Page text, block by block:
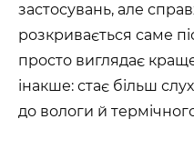
застосувань, але
розкривається саме
просто виглядає
інакше: стає більш
до вологи й